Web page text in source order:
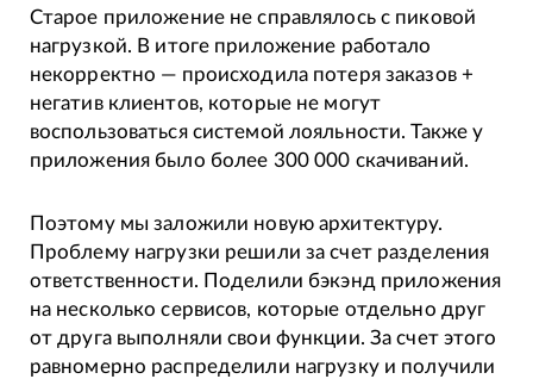
Старое приложение не справлялось с пиковой
нагрузкой. В итоге приложение работало
некорректно — происходила потеря заказов +
негатив клиентов, которые не могут
воспользоваться системой лояльности. Также у
приложения было более 300 000 скачиваний.
Поэтому мы заложили новую архитектуру.
Проблему нагрузки решили за счет разделения
ответственности. Поделили бэкэнд приложения
на несколько сервисов, которые отдельно друг
от друга выполняли свои функции. За счет этого
равномерно распределили нагрузку и получили